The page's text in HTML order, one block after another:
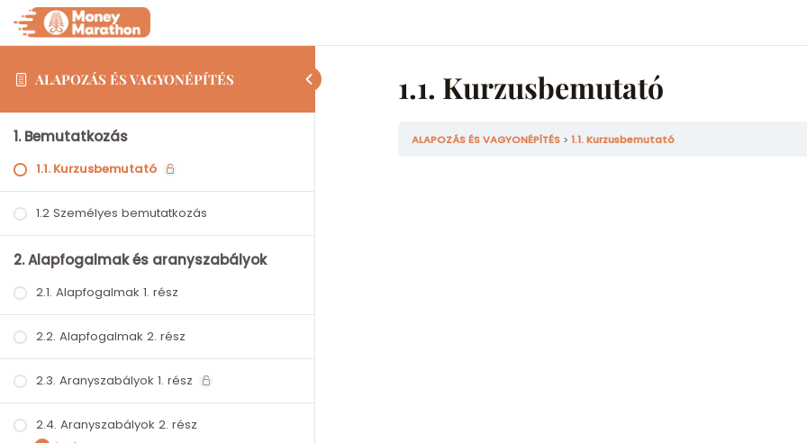
ALAPOZÁS ÉS VAGYONÉPÍTÉS
1. Bemutatkozás
1.1. Kurzusbemutató
1.2 Személyes bemutatkozás
2. Alapfogalmak és aranyszabályok
2.1. Alapfogalmak 1. rész
2.2. Alapfogalmak 2. rész
2.3. Aranyszabályok 1. rész
2.4. Aranyszabályok 2. rész
1.1. Kurzusbemutató
ALAPOZÁS ÉS VAGYONÉPÍTÉS 1.1. Kurzusbemutató